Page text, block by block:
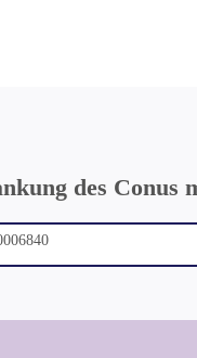
des Conus